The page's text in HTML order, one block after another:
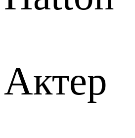
Актер